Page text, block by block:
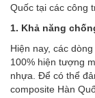
Quốc tại các công
1. Khả năng
Hiện nay, các
100% hiện tượng
nhựa. Để có thể
composite Hàn